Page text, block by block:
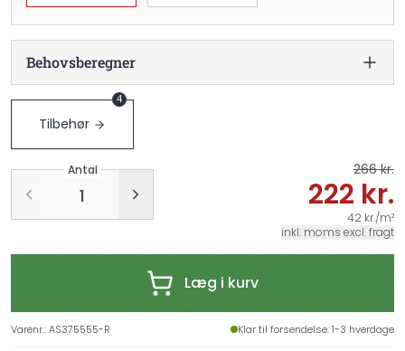
Behovsberegner
Tilbehør
4
Antal 266 kr.
222 kr.
42 kr./m²
inkl. moms excl. fragt
Læg i kurv
Varenr.:AS375555-R Klar til forsendelse: 1-3 hverdage